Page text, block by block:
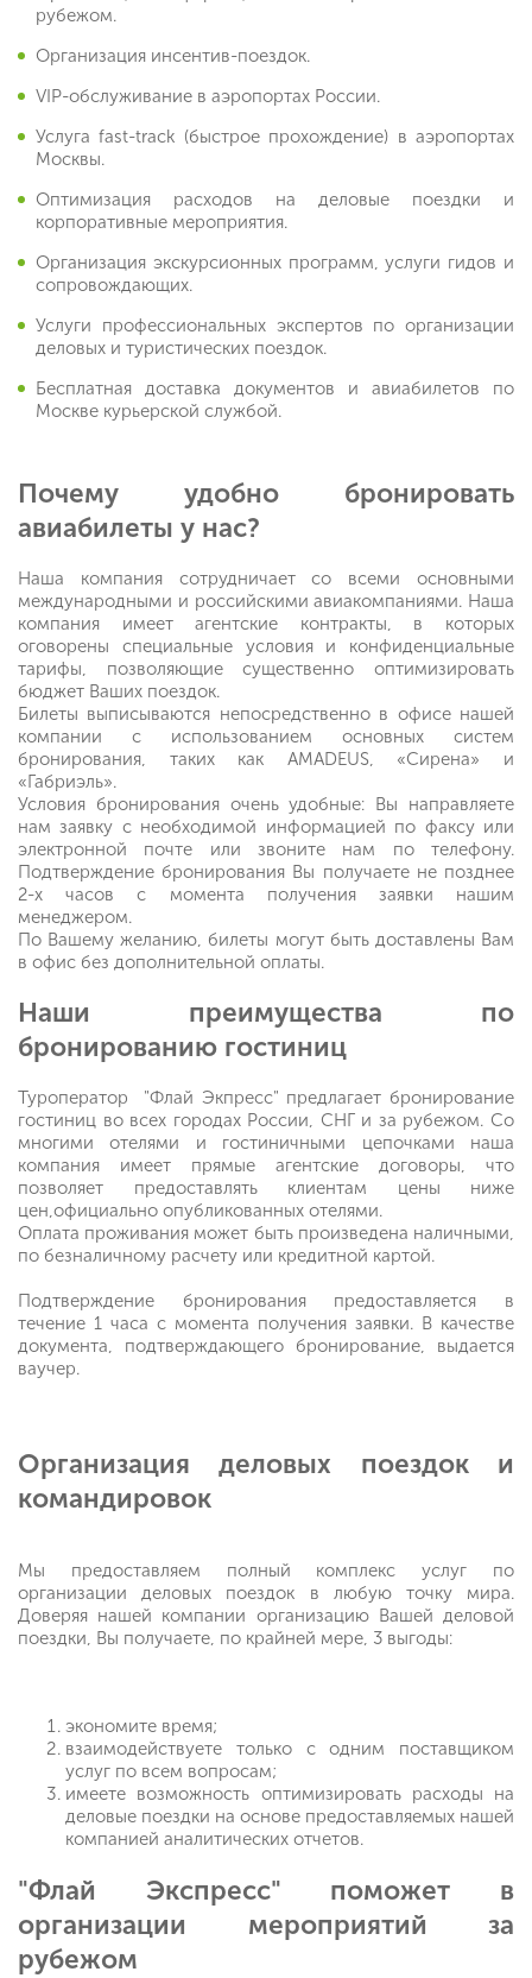
рубежом.
Организация инсентив-поездок.
VIP-обслуживание в аэропортах России.
Услуга fast-track (быстрое прохождение) в аэропортах
Москвы.
Оптимизация расходов на деловые поездки и
корпоративные мероприятия.
Организация экскурсионных программ, услуги гидов и
сопровождающих.
Услуги профессиональных экспертов по организации
деловых и туристических поездок.
Бесплатная доставка документов и авиабилетов по
Москве курьерской службой.
Почему удобно бронировать
авиабилеты у нас?
Наша компания сотрудничает со всеми основными
международными и российскими авиакомпаниями. Наша
компания имеет агентские контракты, в которых
оговорены специальные условия и конфиденциальные
тарифы, позволяющие существенно оптимизировать
бюджет Ваших поездок.
Билеты выписываются непосредственно в офисе нашей
компании с использованием основных систем
бронирования, таких как AMADEUS, «Сирена» и
«Габриэль».
Условия бронирования очень удобные: Вы направляете
нам заявку с необходимой информацией по факсу или
электронной почте или звоните нам по телефону.
Подтверждение бронирования Вы получаете не позднее
2-х часов с момента получения заявки нашим
менеджером.
По Вашему желанию, билеты могут быть доставлены Вам
в офис без дополнительной оплаты.
Наши преимущества по
бронированию гостиниц
Туроператор "Флай Экпресс" предлагает бронирование
гостиниц во всех городах России, СНГ и за рубежом. Со
многими отелями и гостиничными цепочками наша
компания имеет прямые агентские договоры, что
позволяет предоставлять клиентам цены ниже
цен,официально опубликованных отелями.
Оплата проживания может быть произведена наличными,
по безналичному расчету или кредитной картой.
Подтверждение бронирования предоставляется в
течение 1 часа с момента получения заявки. В качестве
документа, подтверждающего бронирование, выдается
ваучер.
Организация деловых поездок и
командировок
Мы предоставляем полный комплекс услуг по
организации деловых поездок в любую точку мира.
Доверяя нашей компании организацию Вашей деловой
поездки, Вы получаете, по крайней мере, 3 выгоды:
экономите время;
взаимодействуете только с одним поставщиком
услуг по всем вопросам;
имеете возможность оптимизировать расходы на
деловые поездки на основе предоставляемых нашей
компанией аналитических отчетов.
"Флай Экспресс" поможет в
организации мероприятий за
рубежом